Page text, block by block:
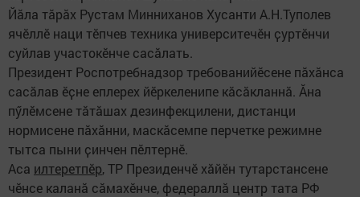
Йӑла тӑрӑх Рустам Минниханов Хусанти А.Н.Туполев
ячӗллӗ наци тӗпчев техника университечӗн ҫуртӗнчи
суйлав участокӗнче сасӑлать.
Президент Роспотребнадзор требованийӗсене пӑхӑнса
сасӑлав ӗҫне еплерех йӗркеленипе кӑсӑкланнӑ. Ӑна
пӳлӗмсене тӑтӑшах дезинфекцилени, дистанци
нормисене пӑхӑнни, маскӑсемпе перчетке режимне
тытса пыни ҫинчен пӗлтернӗ.
Аса илтеретпӗр, ТР Президенчӗ хӑйӗн тутарстансене
чӗнсе каланӑ сӑмахӗнче, федераллӑ центр тата РФ